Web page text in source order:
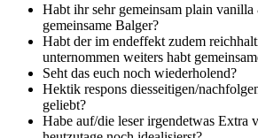
Habt ihr sehr gemeinsam plain vanilla
gemeinsame Balger?
Habt der im endeffekt zudem
unternommen weiters habt
Seht das euch noch wiederholend?
Hektik respons diesseitigen/
geliebt?
Habe auf/die leser irgendetwas Extra